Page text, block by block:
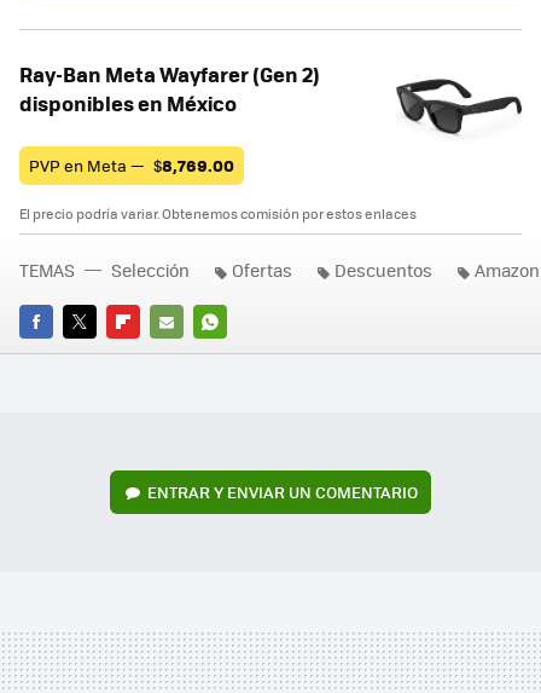
Ray-Ban Meta Wayfarer (Gen 2)
disponibles en México
PVP en Meta — $8,769.00
El precio podría variar. Obtenemos comisión por estos enlaces
FACEBOOK
TWITTERFLIPBOARD
E-
WHATSAPP
TEMAS Selección Ofertas Descuentos
ENTRAR Y ENVIAR UN COMENTARIO